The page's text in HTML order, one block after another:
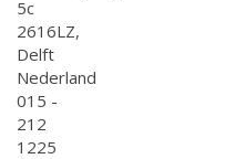
5c
2616LZ,
Delft
Nederland
015 -
212
1225